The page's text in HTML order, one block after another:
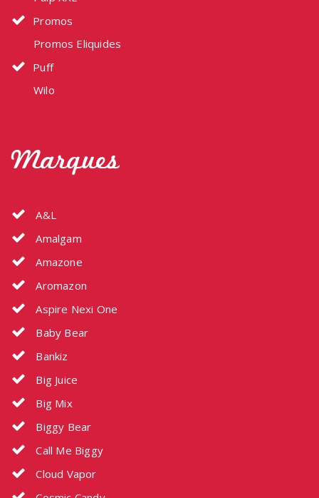
Promos
Promos Eliquides
Puff
Wilo
Marques
A&L
Amalgam
Amazone
Aromazon
Aspire Nexi One
Baby Bear
Bankiz
Big Juice
Big Mix
Biggy Bear
Call Me Biggy
Cloud Vapor